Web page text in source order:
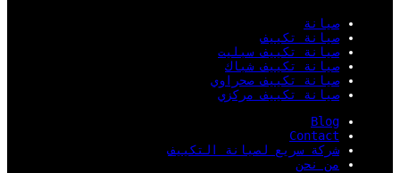
صيانة
صيانة تكييف
صيانة تكييف سبليت
صيانة تكييف شباك
صيانة تكييف صحراوي
صيانة تكييف مركزي
Blog
Contact
شركة سريع لصيانة التكييف
من نحن